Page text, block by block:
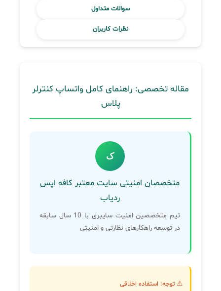
سوالات متداول
نظرات کاربران
مقاله تخصصی: راهنمای کامل واتساپ کنترلر
پلاس
ک
متخصصان امنیتی سایت معتبر کافه اپس
ردیاب
تیم متخصصین امنیت سایبری با 10 سال سابقه
در توسعه راهکارهای نظارتی و امنیتی
⚠️ توجه: استفاده اخلاقی